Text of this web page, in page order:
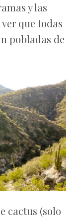
y las
que todas
pobladas de
cactus (solo